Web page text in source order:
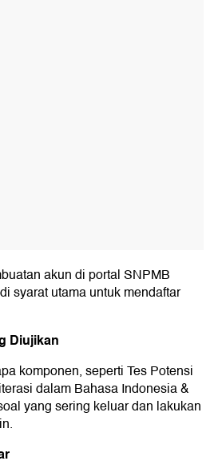
akun di portal SNPMB
syarat utama untuk mendaftar
Diujikan
komponen, seperti Tes Potensi
dalam Bahasa Indonesia &
yang sering keluar dan lakukan